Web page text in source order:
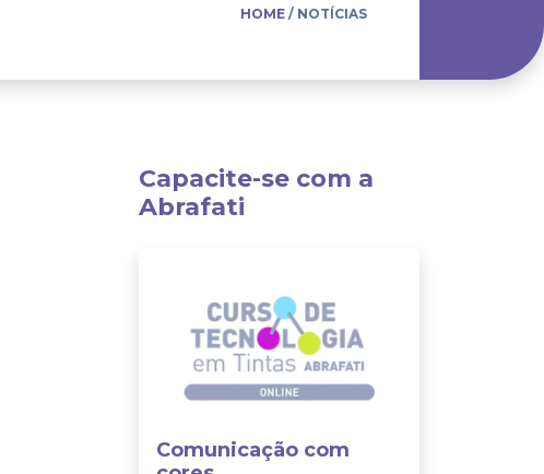
HOME / NOTÍCIAS
Capacite-se com a
Abrafati
Comunicação com